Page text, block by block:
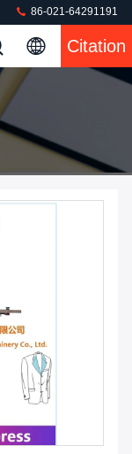
86-021-64291191
Citation